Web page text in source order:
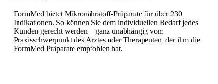
FormMed bietet Mikronährstoff-Präparate für über 230
Indikationen. So können Sie dem individuellen Bedarf jedes
Kunden gerecht werden – ganz unabhängig vom
Praxisschwerpunkt des Arztes oder Therapeuten, der ihm die
FormMed Präparate empfohlen hat.